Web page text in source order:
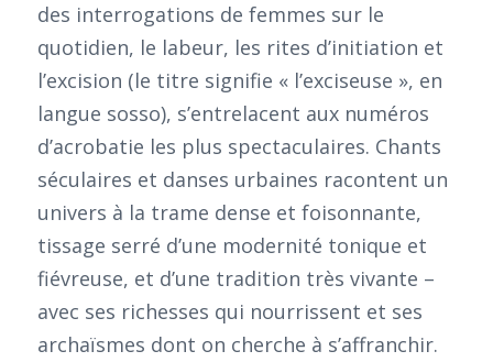
des interrogations de femmes sur le
quotidien, le labeur, les rites d’initiation et
l’excision (le titre signifie « l’exciseuse », en
langue sosso), s’entrelacent aux numéros
d’acrobatie les plus spectaculaires. Chants
séculaires et danses urbaines racontent un
univers à la trame dense et foisonnante,
tissage serré d’une modernité tonique et
fiévreuse, et d’une tradition très vivante –
avec ses richesses qui nourrissent et ses
archaïsmes dont on cherche à s’affranchir.